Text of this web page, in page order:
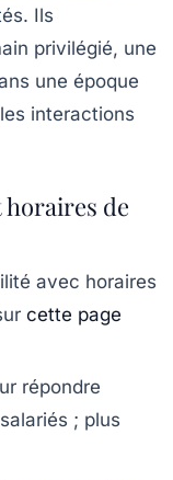
Ils
privilégié, une
une époque
interactions
de
avec horaires
cette page
répondre
; plus